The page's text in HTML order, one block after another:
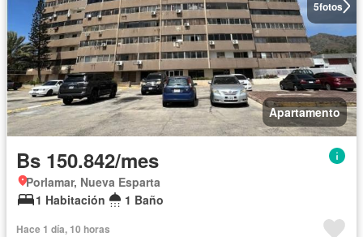
5fotos
Apartamento
Bs 150.842/mes
Porlamar, Nueva Esparta
1 Habitación
1 Baño
Hace 1 día, 10 horas